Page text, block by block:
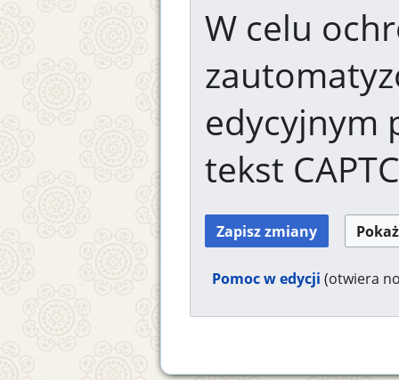
W celu
edycyjnym
tekst
Pomoc w edycji (otwiera